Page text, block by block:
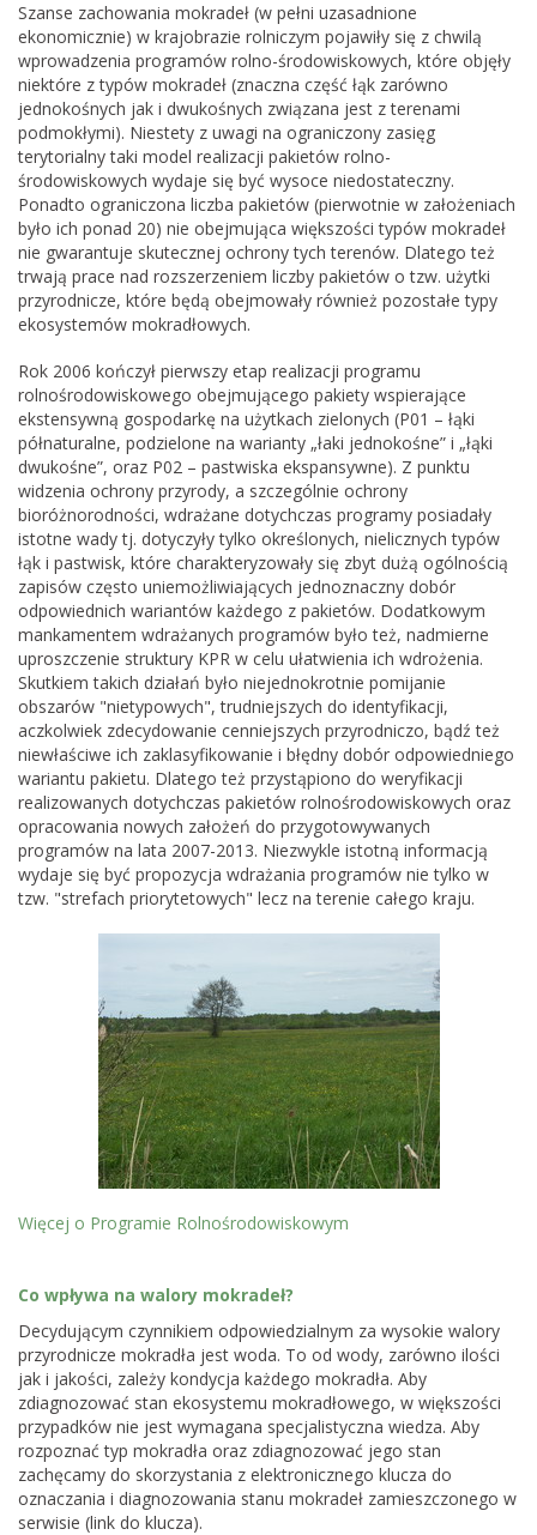
Szanse zachowania mokradeł (w pełni uzasadnione
ekonomicznie) w krajobrazie rolniczym pojawiły się z chwilą
wprowadzenia programów rolno-środowiskowych, które objęły
niektóre z typów mokradeł (znaczna część łąk zarówno
jednokośnych jak i dwukośnych związana jest z terenami
podmokłymi). Niestety z uwagi na ograniczony zasięg
terytorialny taki model realizacji pakietów rolno-
środowiskowych wydaje się być wysoce niedostateczny.
Ponadto ograniczona liczba pakietów (pierwotnie w założeniach
było ich ponad 20) nie obejmująca większości typów mokradeł
nie gwarantuje skutecznej ochrony tych terenów. Dlatego też
trwają prace nad rozszerzeniem liczby pakietów o tzw. użytki
przyrodnicze, które będą obejmowały również pozostałe typy
ekosystemów mokradłowych.
Rok 2006 kończył pierwszy etap realizacji programu
rolnośrodowiskowego obejmującego pakiety wspierające
ekstensywną gospodarkę na użytkach zielonych (P01 – łąki
półnaturalne, podzielone na warianty „łaki jednokośne” i „łąki
dwukośne”, oraz P02 – pastwiska ekspansywne). Z punktu
widzenia ochrony przyrody, a szczególnie ochrony
bioróżnorodności, wdrażane dotychczas programy posiadały
istotne wady tj. dotyczyły tylko określonych, nielicznych typów
łąk i pastwisk, które charakteryzowały się zbyt dużą ogólnością
zapisów często uniemożliwiających jednoznaczny dobór
odpowiednich wariantów każdego z pakietów. Dodatkowym
mankamentem wdrażanych programów było też, nadmierne
uproszczenie struktury KPR w celu ułatwienia ich wdrożenia.
Skutkiem takich działań było niejednokrotnie pomijanie
obszarów "nietypowych", trudniejszych do identyfikacji,
aczkolwiek zdecydowanie cenniejszych przyrodniczo, bądź też
niewłaściwe ich zaklasyfikowanie i błędny dobór odpowiedniego
wariantu pakietu. Dlatego też przystąpiono do weryfikacji
realizowanych dotychczas pakietów rolnośrodowiskowych oraz
opracowania nowych założeń do przygotowywanych
programów na lata 2007-2013. Niezwykle istotną informacją
wydaje się być propozycja wdrażania programów nie tylko w
tzw. "strefach priorytetowych" lecz na terenie całego kraju.
Więcej o Programie Rolnośrodowiskowym
Co wpływa na walory mokradeł?
Decydującym czynnikiem odpowiedzialnym za wysokie walory
przyrodnicze mokradła jest woda. To od wody, zarówno ilości
jak i jakości, zależy kondycja każdego mokradła. Aby
zdiagnozować stan ekosystemu mokradłowego, w większości
przypadków nie jest wymagana specjalistyczna wiedza. Aby
rozpoznać typ mokradła oraz zdiagnozować jego stan
zachęcamy do skorzystania z elektronicznego klucza do
oznaczania i diagnozowania stanu mokradeł zamieszczonego w
serwisie (link do klucza).